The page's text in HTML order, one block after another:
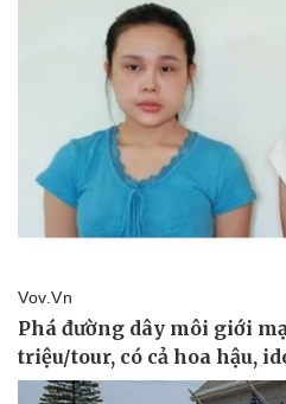
Pháp luật
Vụ án
Tin nóng
Tư vấn luật